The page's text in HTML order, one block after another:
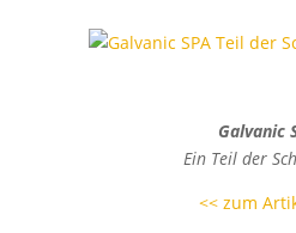
Galvanic
Ein Teil der
<< zum